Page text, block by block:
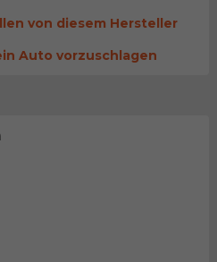
von diesem Hersteller
Auto vorzuschlagen